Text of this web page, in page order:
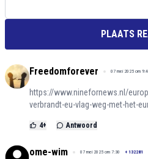
PLAATS
Freedomforever 07 mei 2025 om
https://www.ninefornews.nl/
verbrandt-eu-vlag-weg-met-het-
4+ Antwoord
ome-wim 07 mei 2025 om 7:30 + 132281